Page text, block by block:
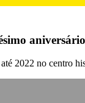
2022 no centro